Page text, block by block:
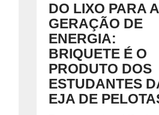
DO LIXO PARA A
GERAÇÃO DE
ENERGIA:
BRIQUETE É O
PRODUTO DOS
ESTUDANTES
EJA DE